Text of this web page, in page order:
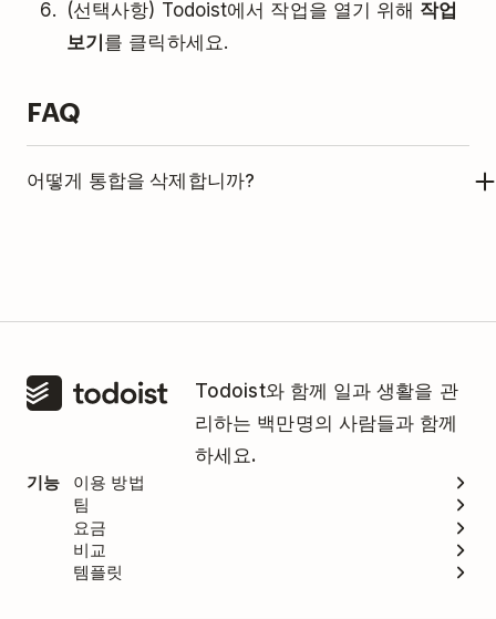
(선택사항) Todoist에서 작업을 열기 위해 작업
보기 를 클릭하세요.
FAQ
어떻게 통합을 삭제합니까?
지라에서, 상단바 메뉴에 앱 을 클릭하세요.
드롭다운 메뉴가 표시될 겁니다.
를 클릭
하세요.
Todoist
Todoist와 함께 일과 생활을 관
리하는 백만명의 사람들과 함께
하세요.
기능
이용 방법
팀
요금
비교
템플릿